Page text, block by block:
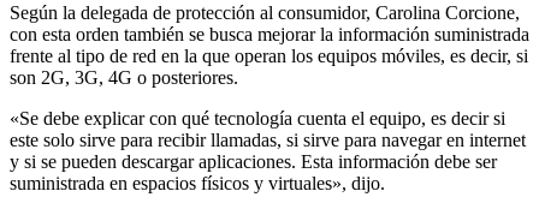
Según la delegada de protección al consumidor, Carolina Corcione,
con esta orden también se busca mejorar la información suministrada
frente al tipo de red en la que operan los equipos móviles, es decir, si
son 2G, 3G, 4G o posteriores.
«Se debe explicar con qué tecnología cuenta el equipo, es decir si
este solo sirve para recibir llamadas, si sirve para navegar en internet
y si se pueden descargar aplicaciones. Esta información debe ser
suministrada en espacios físicos y virtuales», dijo.